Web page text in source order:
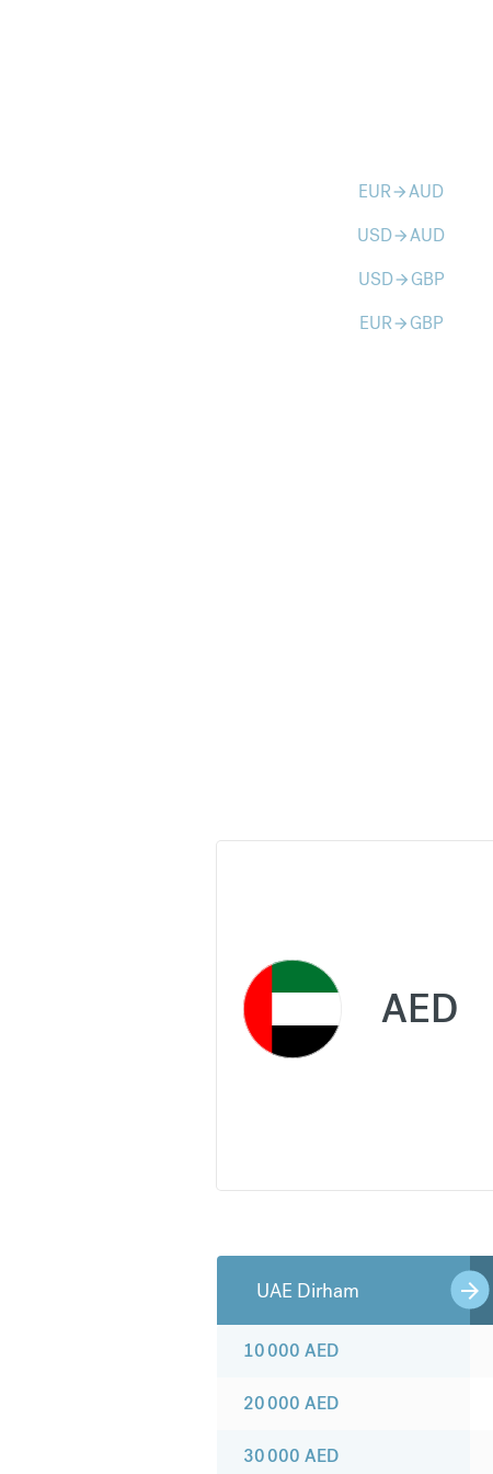
EURarrow_forwardAUD
USDarrow_forwardAUD
USDarrow_forward GBP
EURarrow_forward GBP
AED
UAE Dirham
10 000 AED
20 000 AED
30 000 AED